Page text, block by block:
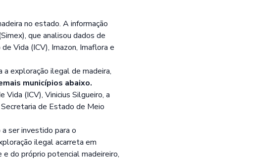
no estado. A informação
que analisou dados de
Vida (ICV), Imazon, Imaflora e
exploração ilegal de madeira,
municípios abaixo.
(ICV), Vinicius Silgueiro, a
de Estado de Meio
ser investido para o
ilegal acarreta em
do próprio potencial madeireiro,